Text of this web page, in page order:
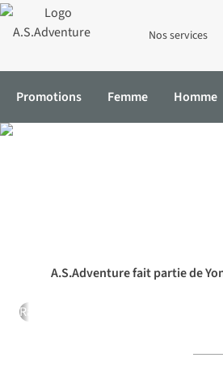
Nos services
Promotions Femme Homme
Accueil
A.S.Adventure fait partie de
Rapport de durabilité